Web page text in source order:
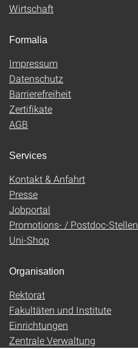
Wirtschaft
Formalia
Impressum
Datenschutz
Barrierefreiheit
Zertifikate
AGB
Services
Kontakt & Anfahrt
Presse
Jobportal
Promotions- / Postdoc-Stellen
Uni-Shop
Organisation
Rektorat
Fakultäten und Institute
Einrichtungen
Zentrale Verwaltung